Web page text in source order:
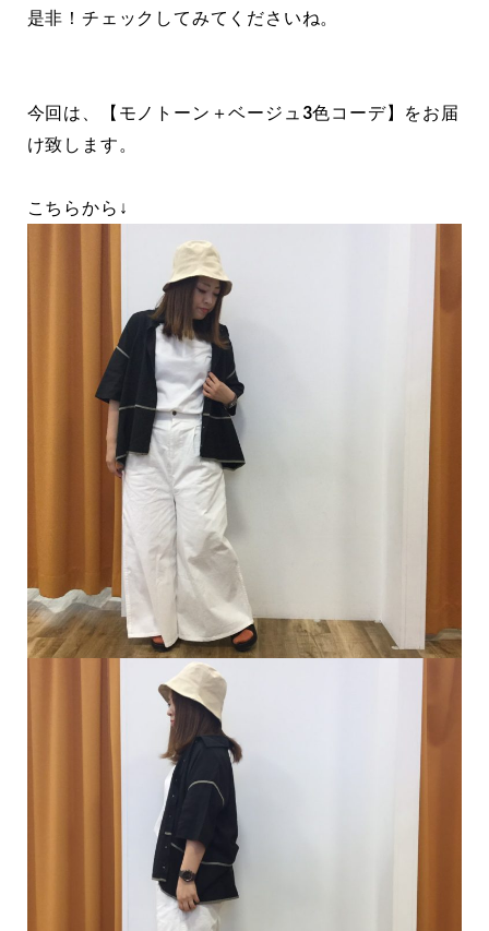
是非！チェックしてみてくださいね。
今回は、【モノトーン＋ベージュ3色コーデ】をお届
け致します。
こちらから↓